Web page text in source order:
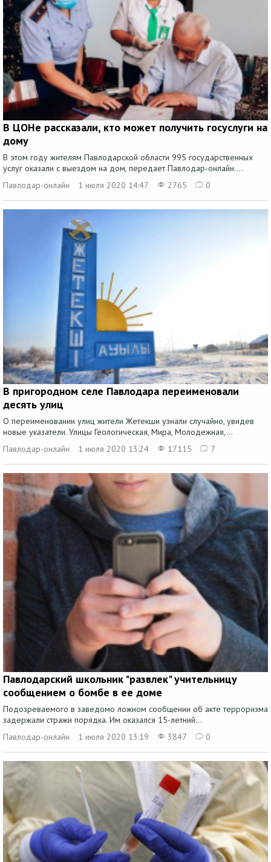
В ЦОНе рассказали, кто может получить госуслуги на
дому
В этом году жителям Павлодарской области 995 государственных
услуг оказали с выездом на дом, передает Павлодар-онлайн....
Павлодар-онлайн
1 июля 2020 14:47 2765 0
В пригородном селе Павлодара переименовали
десять улиц
О переименовании улиц жители Жетекши узнали случайно, увидев
новые указатели. Улицы Геологическая, Мира, Молодежная,...
Павлодар-онлайн
1 июля 2020 13:24 17115 7
Павлодарский школьник "развлек" учительницу
сообщением о бомбе в ее доме
Подозреваемого в заведомо ложном сообщении об акте терроризма
задержали стражи порядка. Им оказался 15-летний...
Павлодар-онлайн
1 июля 2020 13:19 3847 0